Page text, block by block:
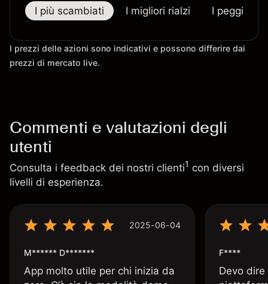
I più scambiati I migliori rialzi I peggiori
I prezzi delle azioni sono indicativi e possono differire dai
prezzi di mercato live.
Commenti e valutazioni degli
utenti
Consulta i feedback dei nostri clienti1 con diversi
livelli di esperienza.
2025-06-04
M****** D*******
App molto utile per chi inizia da
F****
Devo